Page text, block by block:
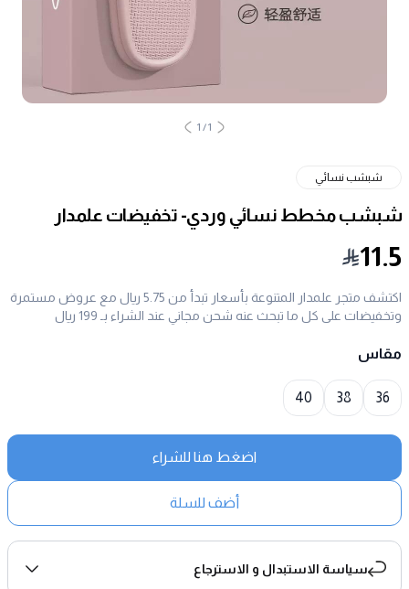
1
/
1
شبشب نسائي
شبشب مخطط نسائي وردي- تخفيضات علمدار
11.5
اكتشف متجر علمدار المتنوعة بأسعار تبدأ من 5.75 ريال مع عروض مستمرة
وتخفيضات على كل ما تبحث عنه شحن مجاني عند الشراء بـ 199 ريال
مقاس
Choose a size
36
38
40
اضغط هنا للشراء
أضف للسلة
سياسة الاستبدال و الاسترجاع